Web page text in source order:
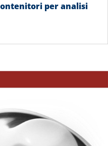
per analisi